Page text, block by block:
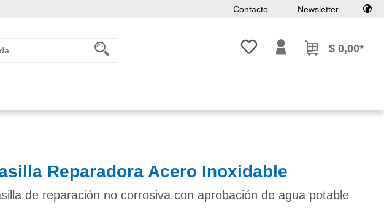
Contacto Newsletter
Tienes 0 artículos en tu lista de
$ 0,00*
Reparadora Acero Inoxidable
de reparación no corrosiva con aprobación de agua potable